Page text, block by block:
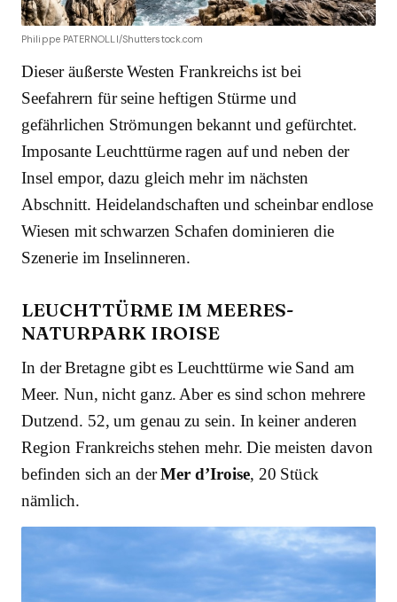
Philippe PATERNOLLI/Shutterstock.com
Dieser äußerste Westen Frankreichs ist bei
Seefahrern für seine heftigen Stürme und
gefährlichen Strömungen bekannt und gefürchtet.
Imposante Leuchttürme ragen auf und neben der
Insel empor, dazu gleich mehr im nächsten
Abschnitt. Heidelandschaften und scheinbar endlose
Wiesen mit schwarzen Schafen dominieren die
Szenerie im Inselinneren.
LEUCHTTÜRME IM MEERES-
NATURPARK IROISE
In der Bretagne gibt es Leuchttürme wie Sand am
Meer. Nun, nicht ganz. Aber es sind schon mehrere
Dutzend. 52, um genau zu sein. In keiner anderen
Region Frankreichs stehen mehr. Die meisten davon
befinden sich an derMer d’Iroise, 20 Stück
nämlich.